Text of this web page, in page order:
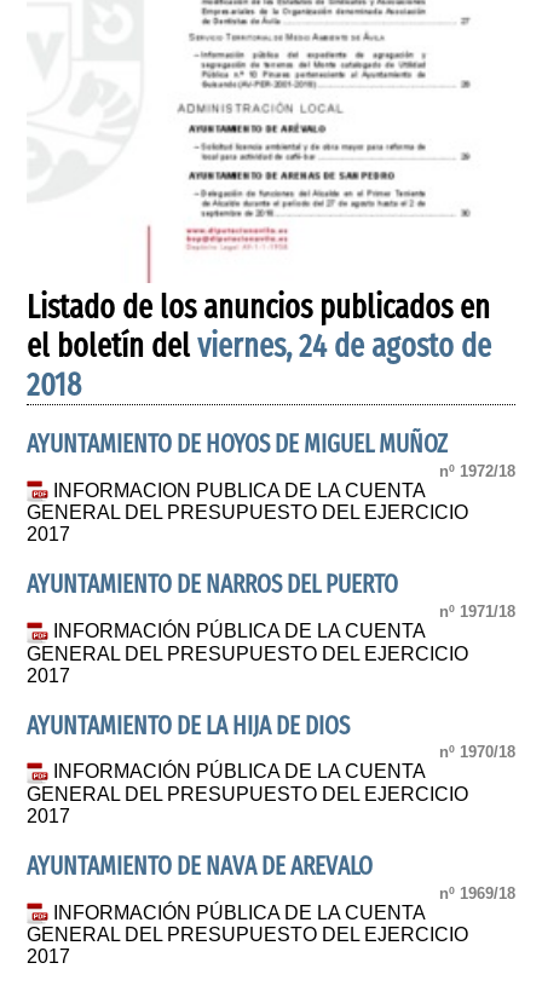
Listado de los anuncios publicados en
el boletín delviernes, 24 de agosto de
2018
AYUNTAMIENTO DE HOYOS DE MIGUEL MUÑOZ
nº 1972/18
INFORMACION PUBLICA DE LA CUENTA
GENERAL DEL PRESUPUESTO DEL EJERCICIO
2017
AYUNTAMIENTO DE NARROS DEL PUERTO
nº 1971/18
INFORMACIÓN PÚBLICA DE LA CUENTA
GENERAL DEL PRESUPUESTO DEL EJERCICIO
2017
AYUNTAMIENTO DE LA HIJA DE DIOS
nº 1970/18
INFORMACIÓN PÚBLICA DE LA CUENTA
GENERAL DEL PRESUPUESTO DEL EJERCICIO
2017
AYUNTAMIENTO DE NAVA DE AREVALO
nº 1969/18
INFORMACIÓN PÚBLICA DE LA CUENTA
GENERAL DEL PRESUPUESTO DEL EJERCICIO
2017